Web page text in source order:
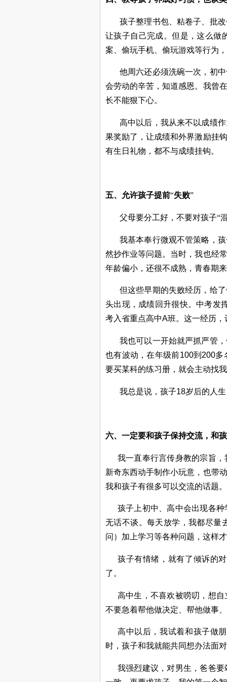
孩子整理书包、粘卷子、批
让孩子自己完成。但是，这么做
案、偷玩手机、偷玩游戏等行为
他周六还必须洗碗一次，初
会劳动的辛苦，知道感恩。我曾
长不能狠下心。
高中以后，我从来不以成绩
果奖励了，让成绩和外界激励挂
有生日礼物，都不与成绩挂钩。
五、允许孩子提前“失败”
父母要分工好，不要对孩子“
我基本奉行微观不管策略，
然抄作业等问题。当时，我也经
年龄偏小，还很不成熟，青春期
但这些早期的失败经历，给
头出现，成绩回升很快。中考发
考入省重点高中A班。这一经历
我也可以一开始就严抓严管
也有波动，在年级前100到 200多
要买某科的练习册，就会主动找
我总是说，孩子18岁后的人
六、一定要和孩子保持交流，和
我一直奉行言传身教的宗旨
新奇东西动手制作小玩意，也带
我和孩子有很多可以交流的话题。
孩子上初中、高中会出现各
无话不谈。每天放学，我都尽量
问）加上学习等各种问题，这样
孩子有情绪，就有了倾诉的
了。
高中生，不喜欢被唠叨，想
不要急着帮他做决定、帮他做事
高中以后，我试着和孩子做
时，孩子和我就能共同想办法面
我强烈建议，对男生，爸爸